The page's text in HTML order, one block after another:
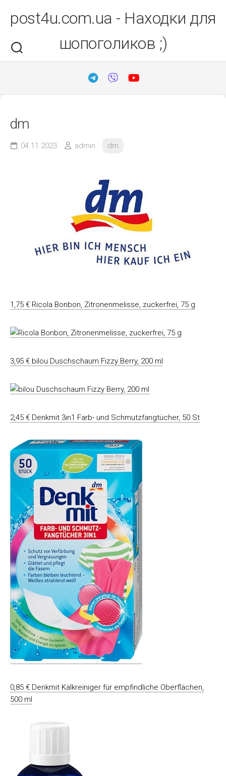
вмістуpost4u.com.ua - Находки для
шопоголиков ;)
dm
04.11.2023 admin dm
1,75 € Ricola Bonbon, Zitronenmelisse, zuckerfrei, 75 g
3,95 € bilou Duschschaum Fizzy Berry, 200 ml
2,45 € Denkmit 3in1 Farb- und Schmutzfangtücher, 50 St
0,85 € Denkmit Kalkreiniger für empfindliche Oberflächen,
500 ml